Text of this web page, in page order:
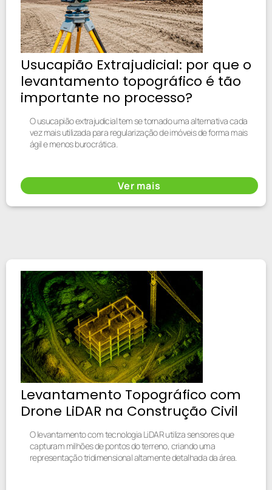
Usucapião Extrajudicial: por que o
levantamento topográfico é tão
importante no processo?
O usucapião extrajudicial tem se tornado uma alternativa cada
vez mais utilizada para regularização de imóveis de forma mais
ágil e menos burocrática.
Ver mais
Levantamento Topográfico com
Drone LiDAR na Construção Civil
O levantamento com tecnologia LiDAR utiliza sensores que
capturam milhões de pontos do terreno, criando uma
representação tridimensional altamente detalhada da área.